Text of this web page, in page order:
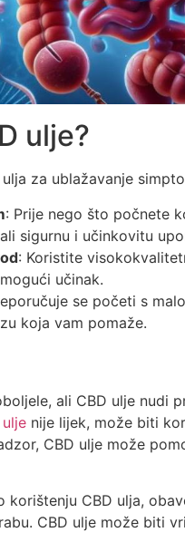
ulje?
za ublažavanje
: Prije nego što počnete
sigurnu i učinkovitu
: Koristite
učinak.
se početi s
koja vam pomaže.
ali CBD ulje nudi
ulje nije lijek, može biti
CBD ulje može
korištenju CBD ulja,
CBD ulje može biti